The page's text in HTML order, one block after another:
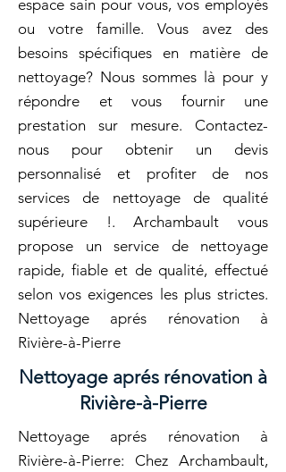
espace sain pour vous, vos employés
ou votre famille. Vous avez des
besoins spécifiques en matière de
nettoyage? Nous sommes là pour y
répondre et vous fournir une
prestation sur mesure. Contactez-
nous pour obtenir un devis
personnalisé et profiter de nos
services de nettoyage de qualité
supérieure !. Archambault vous
propose un service de nettoyage
rapide, fiable et de qualité, effectué
selon vos exigences les plus strictes.
Nettoyage aprés rénovation à
Rivière-à-Pierre
Nettoyage aprés rénovation à
Rivière-à-Pierre
Nettoyage aprés rénovation à
Rivière-à-Pierre: Chez Archambault,